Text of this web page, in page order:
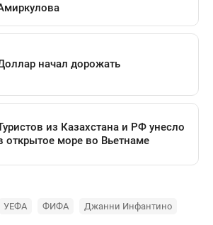
УЕФА ФИФА Джанни Инфантино